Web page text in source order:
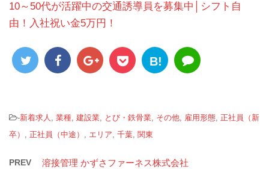
10～50代が活躍中の交通誘導員を募集中│シフト自
由！入社祝い金5万円！
B!
-新着求人 , 業種, 建設業, とび・鉄骨業, その他, 雇用形態, 正社員（新
卒） , 正社員（中途） , エリア, 千葉, 関東
PREV 溶接管理 かずさファーネス株式会社